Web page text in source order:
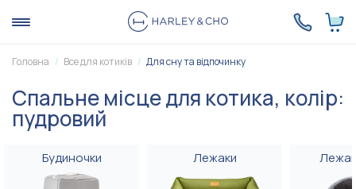
Головна Все для котиків Для сну та відпочинку
Спальне місце для котика, колір:
пудровий
Будиночки Лежаки